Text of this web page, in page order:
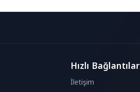
Hızlı Bağlantılar
İletişim